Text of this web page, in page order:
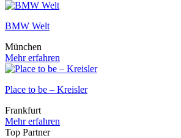
BMW Welt
München
Mehr erfahren
Place to be – Kreisler
Frankfurt
Mehr erfahren
Top Partner